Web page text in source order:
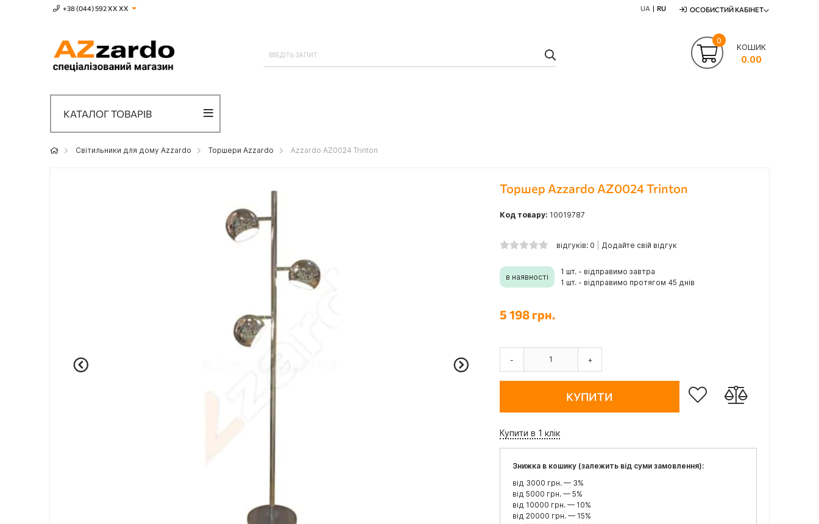
+38 (044) 592 XХ ХХ UA RU ОСОБИСТИЙ КАБІНЕТ
КОШИК
0.00
0
КАТАЛОГ ТОВАРІВ
Світильники для дому Azzardo Торшери Azzardo Azzardo AZ0024 Trinton
Торшер Azzardo AZ0024 Trinton
Код товару: 10019787
відгуків: 0 Додайте свій відгук
в наявності
1 шт. - відправимо завтра
1 шт. - відправимо протягом 45 днів
5 198 грн.
- +
КУПИТИ
Купити в 1 клік
Знижка в кошику (залежить від суми замовлення):
від 3000 грн. — 3%
від 5000 грн. — 5%
від 10000 грн. — 10%
від 20000 грн. — 15%